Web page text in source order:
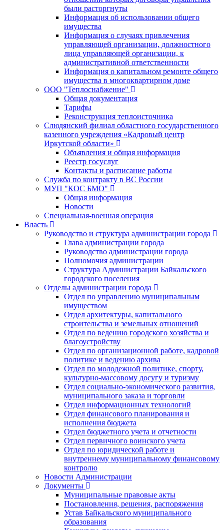
были расторгнуты
Информация об использовании общего
имущества
Информация о случаях привлечения
управляющей организации, должностного
лица управляющей организации, к
административной ответственности
Информация о капитальном ремонте общего
имущества в многоквартирном доме
ООО "Теплоснабжение"
Общая документация
Тарифы
Реконструкция теплоисточника
Слюдянский филиал областного государственного
казенного учреждения «Кадровый центр
Иркутской области»
Объявления и общая информация
Реестр госуслуг
Контакты и расписание работы
Служба по контракту в ВС России
МУП "КОС БМО"
Общая информация
Новости
Специальная-военная операция
Власть
Руководство и структура администрации города
Глава администрации города
Руководство администрации города
Полномочия администрации
Структура Администрации Байкальского
городского поселения
Отделы администрации города
Отдел по управлению муниципальным
имуществом
Отдел архитектуры, капитального
строительства и земельных отношений
Отдел по ведению городского хозяйства и
благоустройству
Отдел по организационной работе, кадровой
политике и ведению архива
Отдел по молодежной политике, спорту,
культурно-массовому досугу и туризму
Отдел социально-экономического развития,
муниципального заказа и торговли
Отдел информационных технологий
Отдел финансового планирования и
исполнения бюджета
Отдел бюджетного учета и отчетности
Отдел первичного воинского учета
Отдел по юридической работе и
внутреннему муниципальному финансовому
контролю
Новости Администрации
Документы
Муниципальные правовые акты
Постановления, решения, распоряжения
Устав Байкальского муниципального
образования